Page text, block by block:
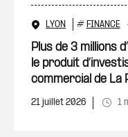
LYON # FINANCE
Plus de 3 millions
le produit
commercial de La
21 juillet 2026 1